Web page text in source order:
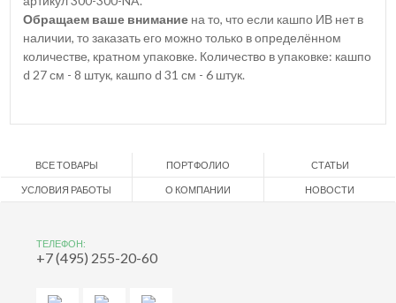
Обращаем ваше внимание на то, что если кашпо ИВ нет в
наличии, то заказать его можно только в определённом
количестве, кратном упаковке. Количество в упаковке: кашпо
d 27 см - 8 штук, кашпо d 31 см - 6 штук.
ВСЕ ТОВАРЫ ПОРТФОЛИО СТАТЬИ
УСЛОВИЯ РАБОТЫ О КОМПАНИИ НОВОСТИ
ТЕЛЕФОН:
+7 (495) 255-20-60